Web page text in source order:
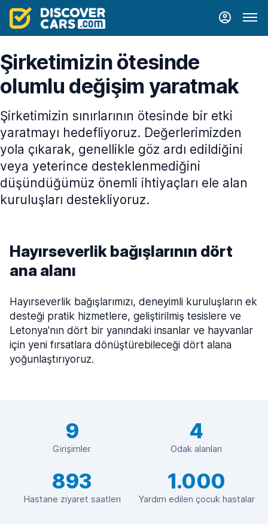
Şirketimizin ötesinde
olumlu değişim yaratmak
Şirketimizin sınırlarının ötesinde bir etki
yaratmayı hedefliyoruz. Değerlerimizden
yola çıkarak, genellikle göz ardı edildiğini
veya yeterince desteklenmediğini
düşündüğümüz önemli ihtiyaçları ele alan
kuruluşları destekliyoruz.
Hayırseverlik bağışlarının dört
ana alanı
Hayırseverlik bağışlarımızı, deneyimli kuruluşların ek
desteği pratik hizmetlere, geliştirilmiş tesislere ve
Letonya'nın dört bir yanındaki insanlar ve hayvanlar
için yeni fırsatlara dönüştürebileceği dört alana
yoğunlaştırıyoruz.
9
Girişimler
4
Odak alanları
893
Hastane ziyaret saatleri
1.000
Yardım edilen çocuk hastalar